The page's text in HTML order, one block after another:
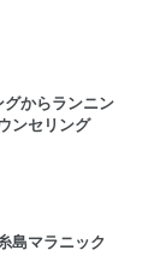
からランニン
ンセリング
島マラニック